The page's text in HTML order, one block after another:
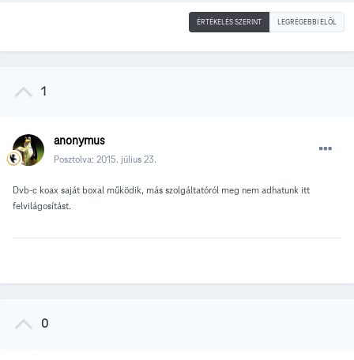
ÉRTÉKELÉS SZERINT LEGRÉGEBBI ELÖL
1
anonymus
Posztolva: 2015. július 23.
Dvb-c koax saját boxal működik, más szolgáltatóról meg nem adhatunk itt
felvilágosítást.
0